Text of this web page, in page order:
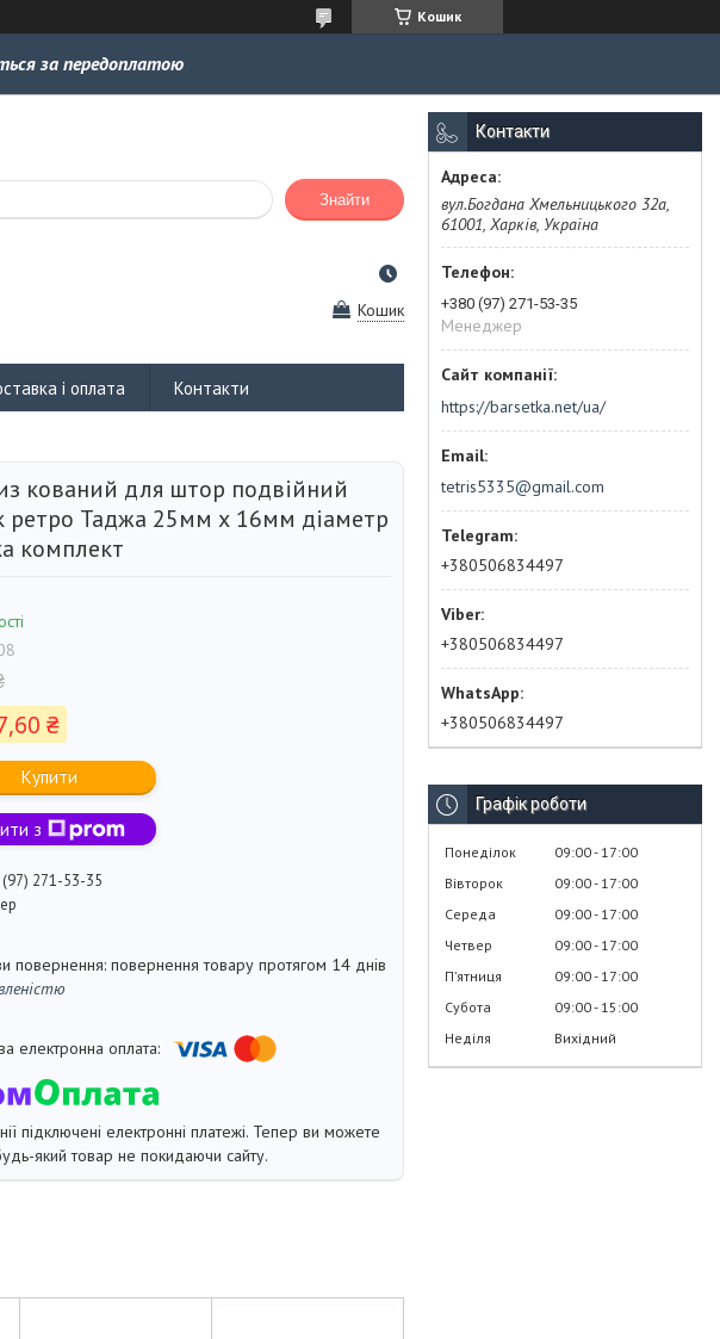
Кошик
за передоплатою
Знайти
Кошик
і оплата Контакти
кований для штор подвійний
ретро Таджа 25мм х 16мм діаметр
комплект
₴
Купити
з
271-53-35
повернення товару протягом 14 днів
підключені електронні платежі. Тепер ви можете
який товар не покидаючи сайту.
Контакти
вул.Богдана Хмельницького 32а,
61001, Харків, Україна
+380 (97) 271-53-35
Менеджер
https://barsetka.net/ua/
tetris5335@gmail.com
+380506834497
+380506834497
+380506834497
Графік роботи
Понеділок 09:00 17:00
Вівторок
09:00 17:00
Середа
09:00 17:00
Четвер
09:00 17:00
Пʼятниця
09:00 17:00
Субота
09:00 15:00
Неділя
Вихідний